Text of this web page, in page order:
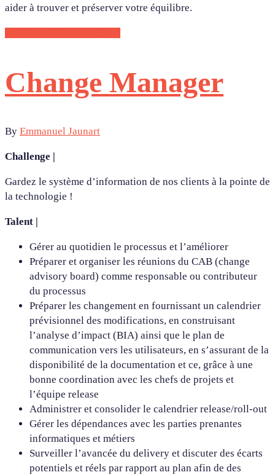
aider à trouver et préserver votre équilibre.
Change Manager
By Emmanuel Jaunart
Challenge |
Gardez le système d’information de nos clients à la pointe de
la technologie !
Talent |
Gérer au quotidien le processus et l’améliorer
Préparer et organiser les réunions du CAB (change
advisory board) comme responsable ou contributeur
du processus
Préparer les changement en fournissant un calendrier
prévisionnel des modifications, en construisant
l’analyse d’impact (BIA) ainsi que le plan de
communication vers les utilisateurs, en s’assurant de la
disponibilité de la documentation et ce, grâce à une
bonne coordination avec les chefs de projets et
l’équipe release
Administrer et consolider le calendrier release/roll-out
Gérer les dépendances avec les parties prenantes
informatiques et métiers
Surveiller l’avancée du delivery et discuter des écarts
potentiels et réels par rapport au plan afin de des